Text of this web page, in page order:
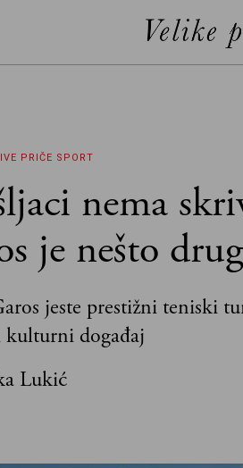
PRIČE SPORT
nema
je nešto
jeste prestižni teniski
događaj
Lukić